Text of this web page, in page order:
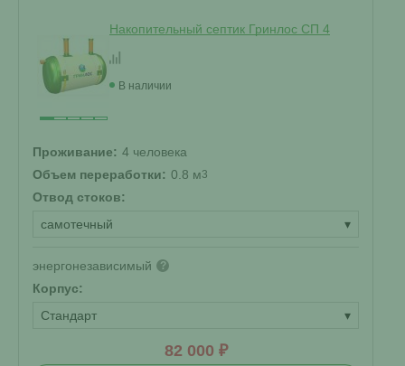
Накопительный септик Гринлос СП 4
В наличии
Проживание: 4 человека
Объем переработки: 0.8 м3
Отвод стоков:
самотечный
▾
энергонезависимый ?
Корпус:
Стандарт
▾
82 000 ₽